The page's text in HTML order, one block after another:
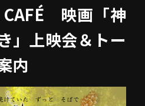
CAFÉ 映画「神
」上映会＆トー
内